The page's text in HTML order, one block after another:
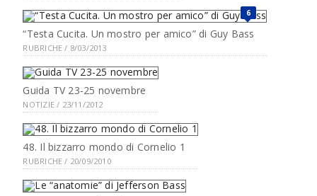
6
“Testa Cucita. Un mostro per amico” di Guy Bass
RUBRICHE / 8/03/2013
Guida TV 23-25 novembre
NOTIZIE / 23/11/2012
48. Il bizzarro mondo di Cornelio 1
RUBRICHE / 20/09/2010